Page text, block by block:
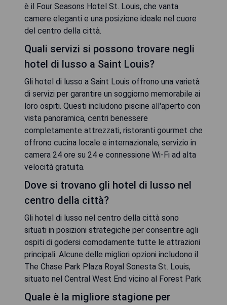
è il Four Seasons Hotel St. Louis, che vanta
camere eleganti e una posizione ideale nel cuore
del centro della città.
Quali servizi si possono trovare negli
hotel di lusso a Saint Louis?
Gli hotel di lusso a Saint Louis offrono una varietà
di servizi per garantire un soggiorno memorabile ai
loro ospiti. Questi includono piscine all'aperto con
vista panoramica, centri benessere
completamente attrezzati, ristoranti gourmet che
offrono cucina locale e internazionale, servizio in
camera 24 ore su 24 e connessione Wi-Fi ad alta
velocità gratuita.
Dove si trovano gli hotel di lusso nel
centro della città?
Gli hotel di lusso nel centro della città sono
situati in posizioni strategiche per consentire agli
ospiti di godersi comodamente tutte le attrazioni
principali. Alcune delle migliori opzioni includono il
The Chase Park Plaza Royal Sonesta St. Louis,
situato nel Central West End vicino al Forest Park
Quale è la migliore stagione per